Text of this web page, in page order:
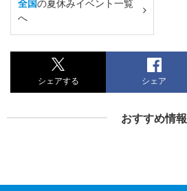
全国の夏休みイベント一覧
へ
シェアする シェア
おすすめ情報